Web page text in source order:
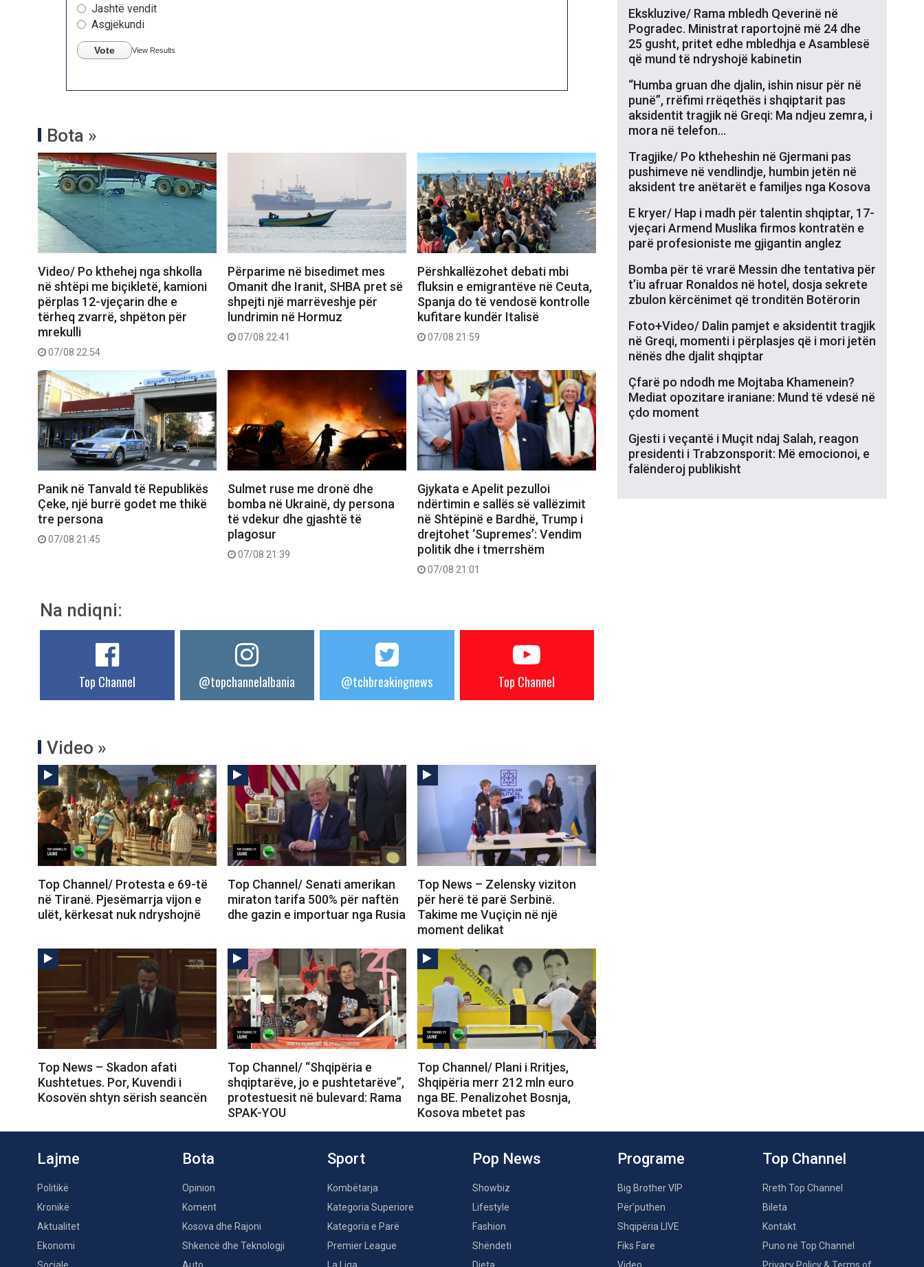
Jashtë vendit
Asgjëkundi
Vote View Results
Bota »
Video/ Po kthehej nga shkolla
në shtëpi me biçikletë, kamioni
përplas 12-vjeçarin dhe e
tërheq zvarrë, shpëton për
mrekulli
07/08 22:54
Përparime në bisedimet mes
Omanit dhe Iranit, SHBA pret së
shpejti një marrëveshje për
lundrimin në Hormuz
07/08 22:41
Përshkallëzohet debati mbi
fluksin e emigrantëve në Ceuta,
Spanja do të vendosë kontrolle
kufitare kundër Italisë
07/08 21:59
Panik në Tanvald të Republikës
Çeke, një burrë godet me thikë
tre persona
07/08 21:45
Sulmet ruse me dronë dhe
bomba në Ukrainë, dy persona
të vdekur dhe gjashtë të
plagosur
07/08 21:39
Gjykata e Apelit pezulloi
ndërtimin e sallës së vallëzimit
në Shtëpinë e Bardhë, Trump i
drejtohet ‘Supremes’: Vendim
politik dhe i tmerrshëm
07/08 21:01
Na ndiqni:
Top Channel @topchannelalbania @tchbreakingnews Top Channel
Video »
Top Channel/ Protesta e 69-të
në Tiranë. Pjesëmarrja vijon e
ulët, kërkesat nuk ndryshojnë
Top Channel/ Senati amerikan
miraton tarifa 500% për naftën
dhe gazin e importuar nga Rusia
Top News – Zelensky viziton
për herë të parë Serbinë.
Takime me Vuçiçin në një
moment delikat
Top News – Skadon afati
Kushtetues. Por, Kuvendi i
Kosovën shtyn sërish seancën
Top Channel/ “Shqipëria e
shqiptarëve, jo e pushtetarëve”,
protestuesit në bulevard: Rama
SPAK-YOU
Top Channel/ Plani i Rritjes,
Shqipëria merr 212 mln euro
nga BE. Penalizohet Bosnja,
Kosova mbetet pas
Ekskluzive/ Rama mbledh Qeverinë në
Pogradec. Ministrat raportojnë më 24 dhe
25 gusht, pritet edhe mbledhja e Asamblesë
që mund të ndryshojë kabinetin
“Humba gruan dhe djalin, ishin nisur për në
punë”, rrëfimi rrëqethës i shqiptarit pas
aksidentit tragjik në Greqi: Ma ndjeu zemra, i
mora në telefon…
Tragjike/ Po ktheheshin në Gjermani pas
pushimeve në vendlindje, humbin jetën në
aksident tre anëtarët e familjes nga Kosova
E kryer/ Hap i madh për talentin shqiptar, 17-
vjeçari Armend Muslika firmos kontratën e
parë profesioniste me gjigantin anglez
Bomba për të vrarë Messin dhe tentativa për
t’iu afruar Ronaldos në hotel, dosja sekrete
zbulon kërcënimet që tronditën Botërorin
Foto+Video/ Dalin pamjet e aksidentit tragjik
në Greqi, momenti i përplasjes që i mori jetën
nënës dhe djalit shqiptar
Çfarë po ndodh me Mojtaba Khamenein?
Mediat opozitare iraniane: Mund të vdesë në
çdo moment
Gjesti i veçantë i Muçit ndaj Salah, reagon
presidenti i Trabzonsporit: Më emocionoi, e
falënderoj publikisht
Lajme
Politikë
Kronikë
Aktualitet
Ekonomi
Sociale
Bota
Opinion
Koment
Kosova dhe Rajoni
Shkencë dhe Teknologji
Auto
Sport
Kombëtarja
Kategoria Superiore
Kategoria e Parë
Premier League
La Liga
Pop News
Showbiz
Lifestyle
Fashion
Shëndeti
Dieta
Programe
Big Brother VIP
Për’puthen
Shqipëria LIVE
Fiks Fare
Video
Top Channel
Rreth Top Channel
Bileta
Kontakt
Puno në Top Channel
Privacy Policy & Terms of